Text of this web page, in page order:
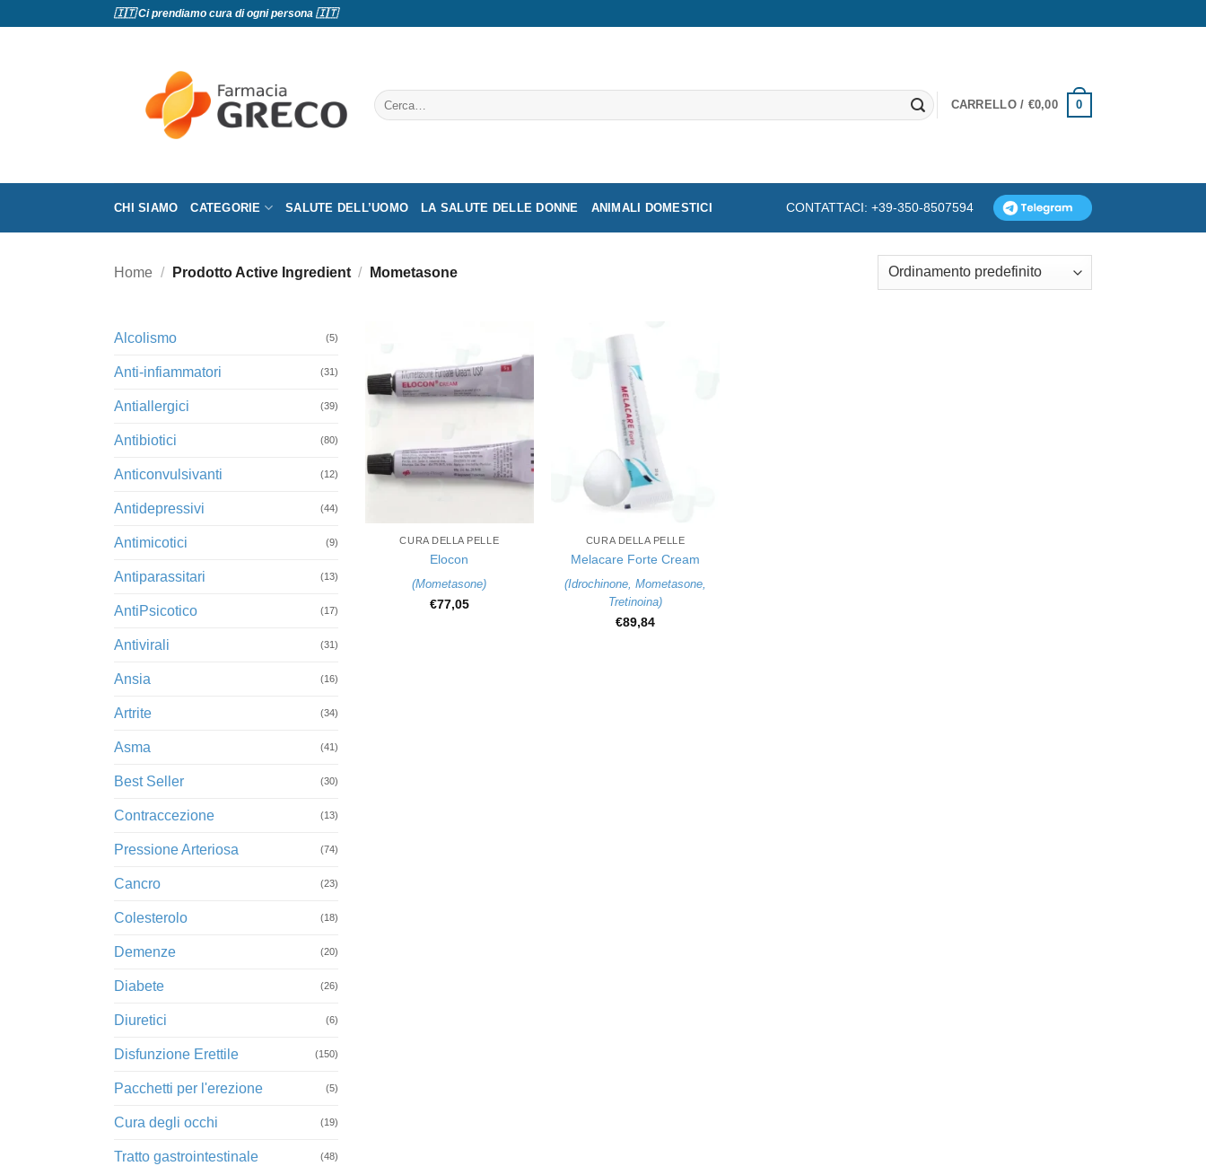
🇮🇹 Ci prendiamo cura di ogni persona 🇮🇹
Cerca:
CARRELLO / €0,00 0
CHI SIAMO CATEGORIE SALUTE DELL’UOMO LA SALUTE DELLE DONNE ANIMALI DOMESTICI CONTATTACI: +39-350-8507594
Home / Prodotto Active Ingredient / Mometasone
Alcolismo (5)
Anti-infiammatori (31)
Antiallergici (39)
Antibiotici (80)
Anticonvulsivanti (12)
Antidepressivi (44)
Antimicotici (9)
Antiparassitari (13)
AntiPsicotico (17)
Antivirali (31)
Ansia (16)
Artrite (34)
Asma (41)
Best Seller (30)
Contraccezione (13)
Pressione Arteriosa (74)
Cancro (23)
Colesterolo (18)
Demenze (20)
Diabete (26)
Diuretici (6)
Disfunzione Erettile (150)
Pacchetti per l'erezione (5)
Cura degli occhi (19)
Tratto gastrointestinale (48)
CURA DELLA PELLE
Elocon
(Mometasone)
€77,05
CURA DELLA PELLE
Melacare Forte Cream
(Idrochinone,Mometasone,
Tretinoina)
€89,84